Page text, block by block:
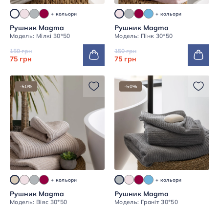
+ кольори
Рушник Magma
Модель: Мілкі 30*50
150 грн
75 грн
+ кольори
Рушник Magma
Модель: Пінк 30*50
150 грн
75 грн
-50%
+ кольори
Рушник Magma
Модель: Вівс 30*50
-50%
+ кольори
Рушник Magma
Модель: Граніт 30*50